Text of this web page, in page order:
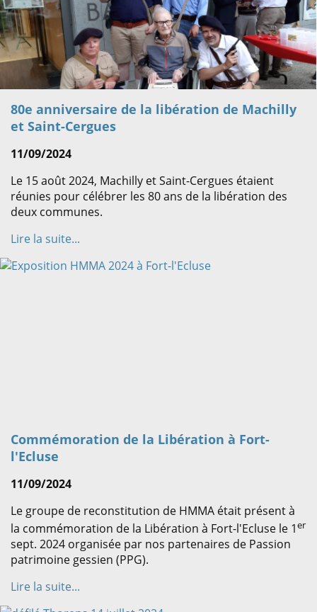
80e anniversaire de la libération de Machilly
et Saint-Cergues
11/09/2024
Le 15 août 2024, Machilly et Saint-Cergues étaient
réunies pour célébrer les 80 ans de la libération des
deux communes.
Lire la suite...
Commémoration de la Libération à Fort-
l'Ecluse
11/09/2024
Le groupe de reconstitution de HMMA était présent à
la commémoration de la Libération à Fort-l'Ecluse le 1er
sept. 2024 organisée par nos partenaires de Passion
patrimoine gessien (PPG).
Lire la suite...